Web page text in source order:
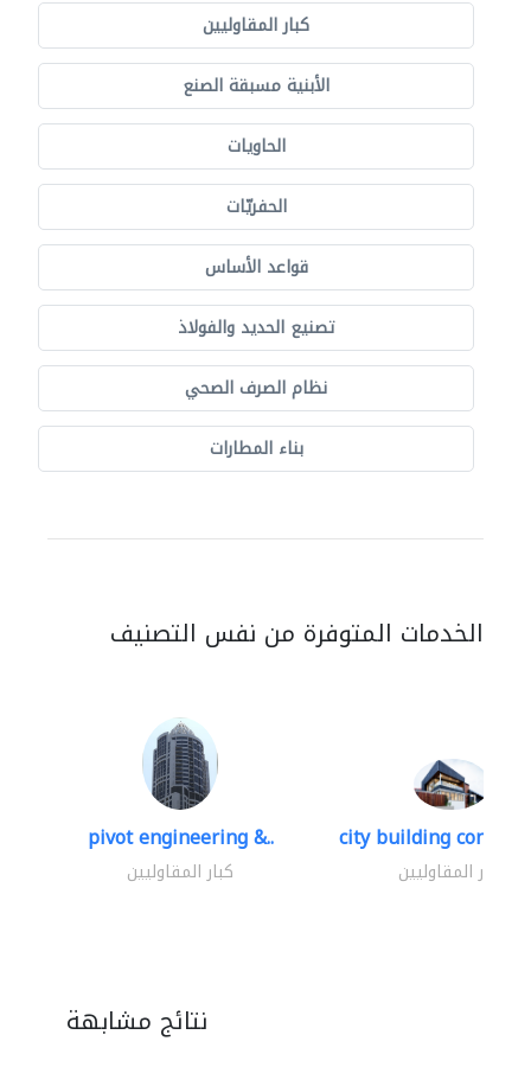
كبار المقاوليين
الأبنية مسبقة الصنع
الحاويات
الحفريّات
قواعد الأساس
تصنيع الحديد والفولاذ
نظام الصرف الصحي
بناء المطارات
الخدمات المتوفرة من نفس التصنيف
pivot engineering &..
كبار المقاوليين
city building
كبار المقاوليين
نتائج مشابهة